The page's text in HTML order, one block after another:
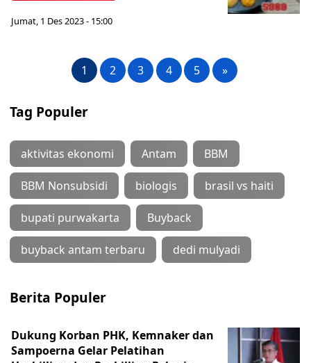
Jumat, 1 Des 2023 - 15:00
1 2 3 4 5 »
Tag Populer
aktivitas ekonomi Antam BBM
BBM Nonsubsidi biologis brasil vs haiti
bupati purwakarta Buyback
buyback antam terbaru dedi mulyadi
Berita Populer
Dukung Korban PHK, Kemnaker dan
Sampoerna Gelar Pelatihan